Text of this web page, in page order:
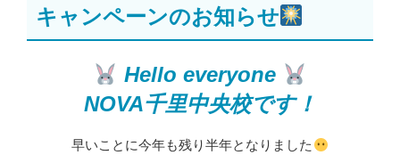
キャンペーンのお知らせ
Hello everyone
NOVA千里中央校です！
早いことに今年も残り半年となりました